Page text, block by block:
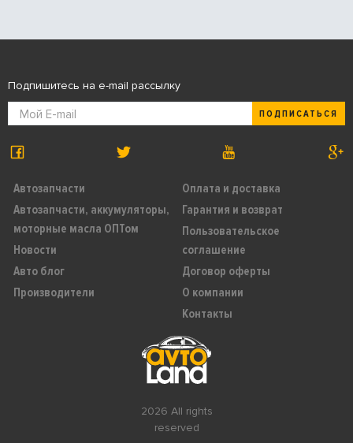
2026 All rights
reserved
Автозапчасти
Автозапчасти, аккумуляторы,
моторные масла ОПТом
Новости
Авто блог
Производители
Оплата и доставка
Гарантия и возврат
Пользовательское
соглашение
Договор оферты
О компании
Контакты
Подпишитесь на e-mail рассылку
ПОДПИСАТЬСЯ